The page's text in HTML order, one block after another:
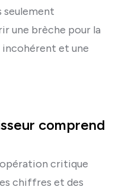
seulement
une brèche pour la
et une
comprend
critique
chiffres et des